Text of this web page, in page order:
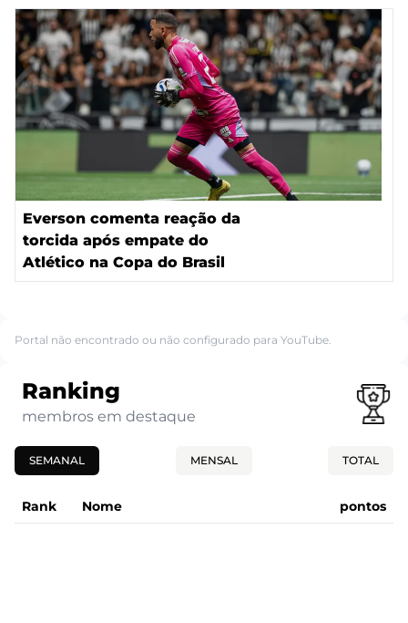
Everson comenta reação da
torcida após empate do
Atlético na Copa do Brasil
Portal não encontrado ou não configurado para YouTube.
Ranking
membros em destaque
SEMANAL MENSAL TOTAL
Rank Nome pontos